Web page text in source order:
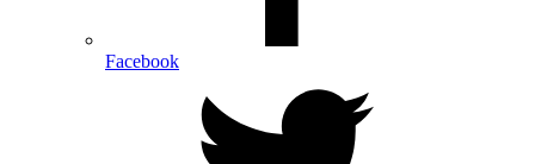
Facebook